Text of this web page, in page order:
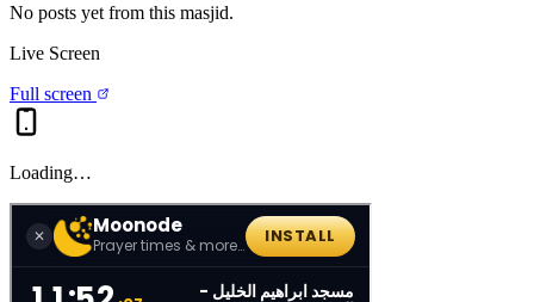
No posts yet from this masjid.
Live Screen
Full screen
Loading…